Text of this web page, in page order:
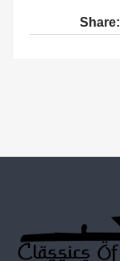
Share: